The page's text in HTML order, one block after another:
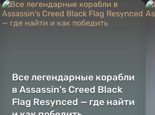
Все легендарные корабли
в Assassin's Creed Black
Flag Resynced — где найти